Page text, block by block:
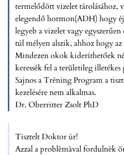
termelődött vizelet tárolásához,
elegendő hormon(ADH) hogy
legyeb a vizelet vagy
túl mélyen alszik, ahhoz hogy
Mindezen okok kideríthetőek
keressék fel a területileg
Sajnos a Tréning Program a
kezelésére nem alkalmas.
Dr. Oberritter Zsolt PhD
Tisztelt Doktor ùr!
Azzal a problèmàval fordulnèk